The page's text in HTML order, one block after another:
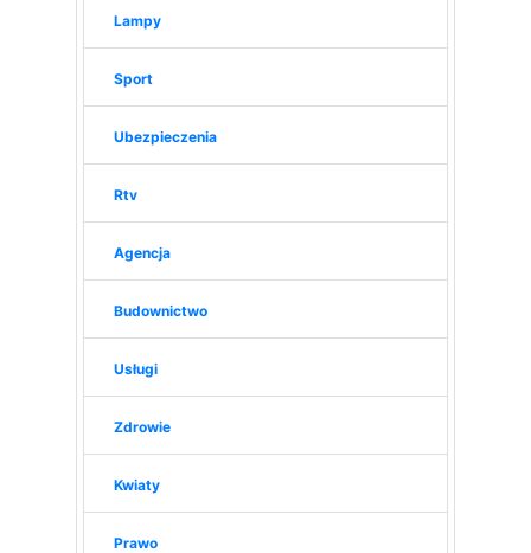
Lampy
Sport
Ubezpieczenia
Rtv
Agencja
Budownictwo
Usługi
Zdrowie
Kwiaty
Prawo